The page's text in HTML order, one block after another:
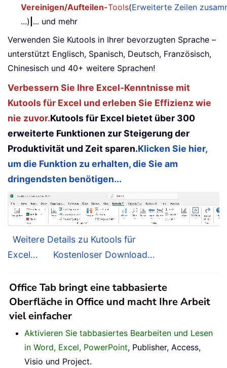
Vereinigen/Aufteilen-Tools(Erweiterte Zeilen
...) ... und mehr
Verwenden Sie Kutools in Ihrer bevorzugten Sprache –
unterstützt Englisch, Spanisch, Deutsch, Französisch,
Chinesisch und 40+ weitere Sprachen!
Verbessern Sie Ihre Excel-Kenntnisse mit
Kutools für Excel und erleben Sie Effizienz wie
nie zuvor.Kutools für Excel bietet über 300
erweiterte Funktionen zur Steigerung der
Produktivität und Zeit sparen.Klicken Sie hier,
um die Funktion zu erhalten, die Sie am
dringendsten benötigen...
Weitere Details zu Kutools für
Excel...
Kostenloser Download...
Office Tab bringt eine tabbasierte
Oberfläche in Office und macht Ihre Arbeit
viel einfacher
Aktivieren Sie tabbasiertes Bearbeiten und Lesen
in Word, Excel, PowerPoint, Publisher, Access,
Visio und Project.